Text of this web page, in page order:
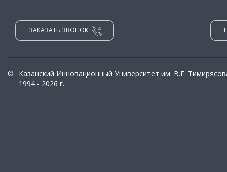
ЗАКАЗАТЬ ЗВОНОК
©
Казанский Инновационный Университет им. В.Г.
1994 - 2026 г.